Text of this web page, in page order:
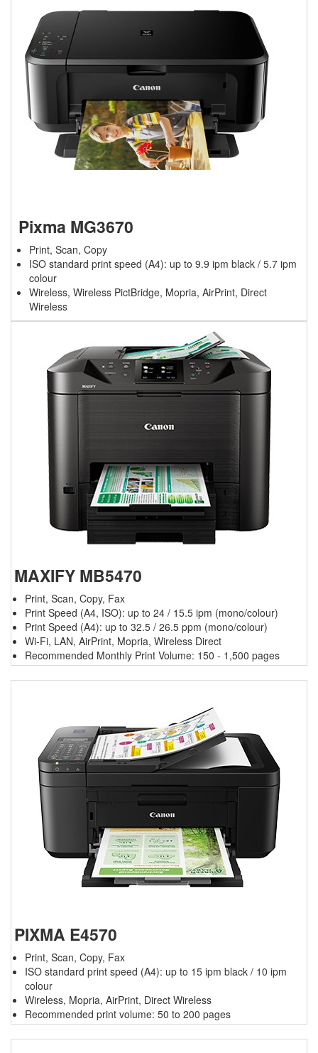
Pixma MG3670
Print, Scan, Copy
ISO standard print speed (A4): up to 9.9 ipm black / 5.7 ipm
colour
Wireless, Wireless PictBridge, Mopria, AirPrint, Direct
Wireless
MAXIFY MB5470
Print, Scan, Copy, Fax
Print Speed (A4, ISO): up to 24 / 15.5 ipm (mono/colour)
Print Speed (A4): up to 32.5 / 26.5 ppm (mono/colour)
Wi-Fi, LAN, AirPrint, Mopria, Wireless Direct
Recommended Monthly Print Volume: 150 - 1,500 pages
PIXMA E4570
Print, Scan, Copy, Fax
ISO standard print speed (A4): up to 15 ipm black / 10 ipm
colour
Wireless, Mopria, AirPrint, Direct Wireless
Recommended print volume: 50 to 200 pages